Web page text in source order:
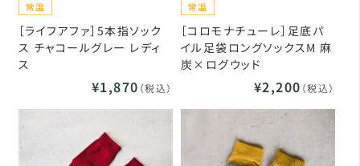
［ライフアファ］5本指ソック
ス チャコールグレー レディ
ス
¥1,870 （税込）
［コロモナチューレ］足底パ
イル足袋ロングソックスM 麻
炭×ログウッド
¥2,200 （税込）